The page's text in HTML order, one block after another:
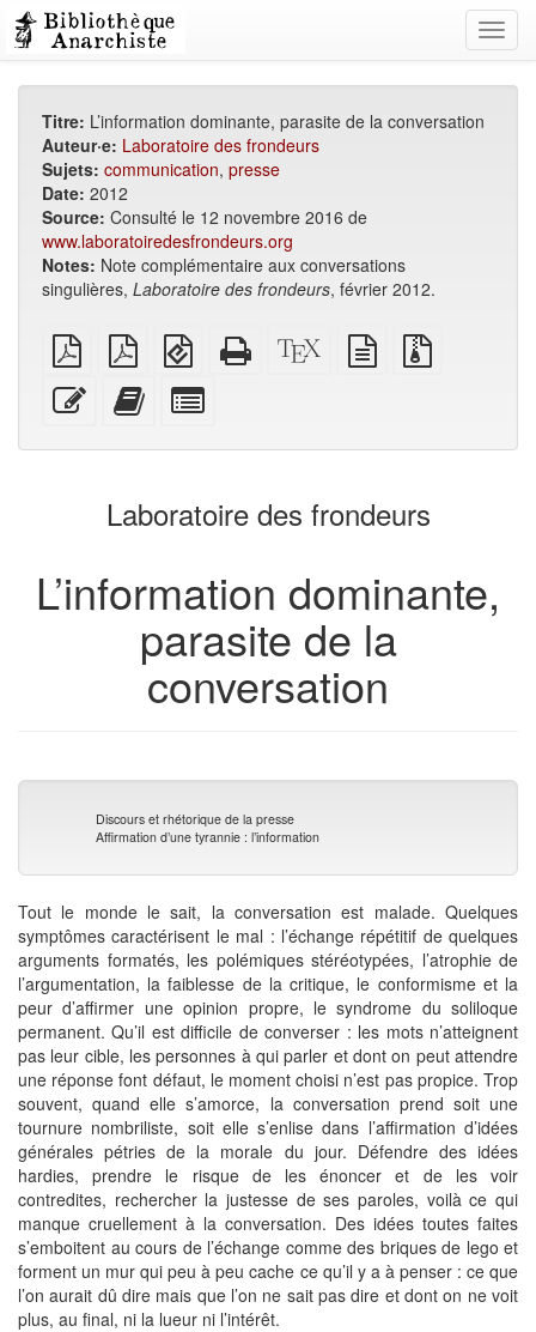
Titre: L’information dominante, parasite de la conversation
Auteur·e: Laboratoire des frondeurs
Sujets: communication, presse
Date: 2012
Source: Consulté le 12 novembre 2016 de
www.laboratoiredesfrondeurs.org
Notes: Note complémentaire aux conversations
singulières, Laboratoire des frondeurs, février 2012.
PDF
brut
PDF
A4
imposé
EPUB
(pour
appareils
mobiles)
HTML
autonome
Source
XeLaTeX
texte
source
Modifier
ce
Ajouter
ce
au
de
livres
parties
le
générateur
livres
Laboratoire des frondeurs
L’information dominante,
parasite de la
conversation
Discours et rhétorique de la presse
Affirmation d’une tyrannie : l’information
Tout le monde le sait, la conversation est malade. Quelques
symptômes caractérisent le mal : l’échange répétitif de quelques
arguments formatés, les polémiques stéréotypées, l’atrophie de
l’argumentation, la faiblesse de la critique, le conformisme et la
peur d’affirmer une opinion propre, le syndrome du soliloque
permanent. Qu’il est difficile de converser : les mots n’atteignent
pas leur cible, les personnes à qui parler et dont on peut attendre
une réponse font défaut, le moment choisi n’est pas propice. Trop
souvent, quand elle s’amorce, la conversation prend soit une
tournure nombriliste, soit elle s’enlise dans l’affirmation d’idées
générales pétries de la morale du jour. Défendre des idées
hardies, prendre le risque de les énoncer et de les voir
contredites, rechercher la justesse de ses paroles, voilà ce qui
manque cruellement à la conversation. Des idées toutes faites
s’emboitent au cours de l’échange comme des briques de lego et
forment un mur qui peu à peu cache ce qu’il y a à penser : ce que
l’on aurait dû dire mais que l’on ne sait pas dire et dont on ne voit
plus, au final, ni la lueur ni l’intérêt.